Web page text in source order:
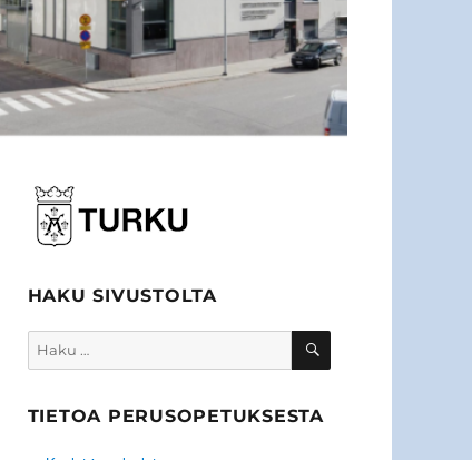
HAKU SIVUSTOLTA
Etsi: HAKU
TIETOA PERUSOPETUKSESTA